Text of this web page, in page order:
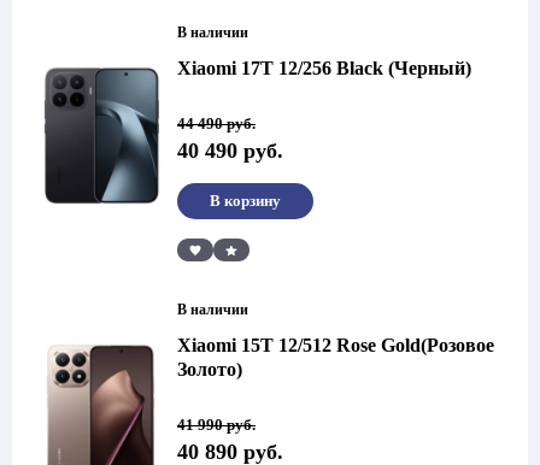
В наличии
Xiaomi 17T 12/256 Black (Черный)
44 490руб.
Первоначальная
цена
составляла
490 руб..
40 490 руб.
Текущая
цена:
40
Сравнить
В корзину
В наличии
Xiaomi 15T 12/512 Rose Gold(Розовое
Золото)
41 990руб.
Первоначальная
цена
составляла
40 890 руб.
Текущая
цена:
40